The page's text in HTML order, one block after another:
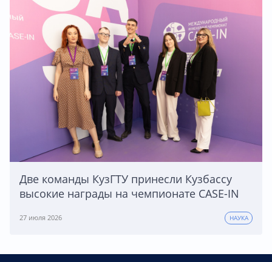
Две команды КузГТУ принесли Кузбассу
высокие награды на чемпионате CASE-IN
27 июля 2026 НАУКА